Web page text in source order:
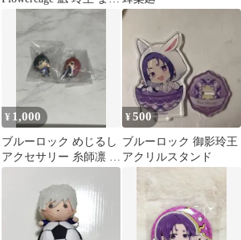
め売り
¥ 1,000
ブルーロック めじるし
アクセサリー 糸師凛 千
切豹馬
¥500
ブルーロック 御影玲王
アクリルスタンド